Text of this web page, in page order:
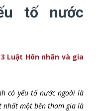
tố nước
Luật Hôn nhân và gia
có yếu tố nước ngoài là
nhất một bên tham gia là